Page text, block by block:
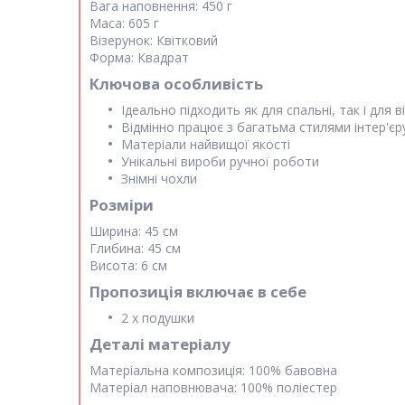
Вага наповнення: 450 г
Маса: 605 г
Візерунок: Квітковий
Форма: Квадрат
Ключова особливість
Ідеально підходить як для спальні, так і для
Відмінно працює з багатьма стилями
Матеріали найвищої якості
Унікальні вироби ручної роботи
Знімні чохли
Розміри
Ширина: 45 см
Глибина: 45 см
Висота: 6 см
Пропозиція включає в себе
2 х подушки
Деталі матеріалу
Матеріальна композиція: 100% бавовна
Матеріал наповнювача: 100% поліестер